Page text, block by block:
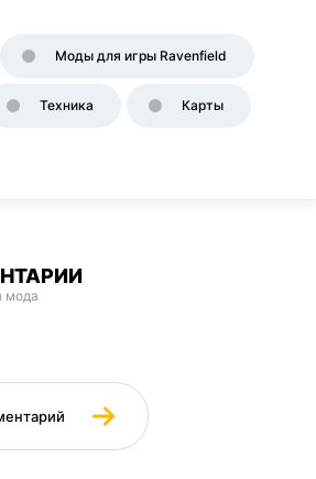
Моды для игры Ravenfield
Техника Карты
мода